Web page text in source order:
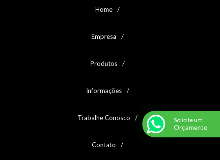
Home
Empresa
Produtos
Informações
Trabalhe Conosco
Contato
Solicite um
Orçamento